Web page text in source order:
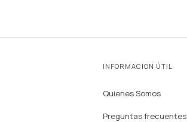
INFORMACION ÚTIL
Quienes Somos
Preguntas frecuentes